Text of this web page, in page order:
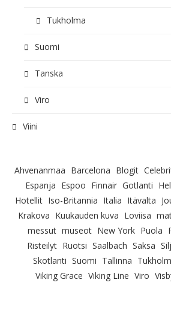
Tukholma
Suomi
Tanska
Viro
Viini
Ahvenanmaa Barcelona Blogit
Espanja Espoo Finnair Gotlanti
Hotellit Iso-Britannia Italia Itävalta
Krakova Kuukauden kuva Loviisa
messut museot New York Puola
Risteilyt Ruotsi Saalbach Saksa
Skotlanti Suomi Tallinna
Viking Grace Viking Line Viro